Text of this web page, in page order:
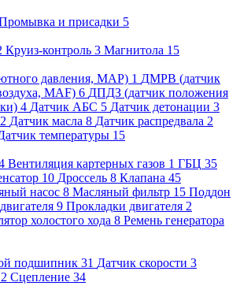
и присадки 5
Круиз-контроль 3 Магнитола 15
давления, MAP) 1 ДМРВ (датчик
MAF) 6 ДПДЗ (датчик положения
4 Датчик АБС 5 Датчик детонации 3
Датчик масла 8 Датчик распредвала 2
температуры 15
Вентиляция картерных газов 1 ГБЦ 35
10 Дроссель 8 Клапана 45
насос 8 Масляный фильтр 15 Поддон
9 Прокладки двигателя 2
холостого хода 8 Ремень генератора
подшипник 31 Датчик скорости 3
2 Сцепление 34